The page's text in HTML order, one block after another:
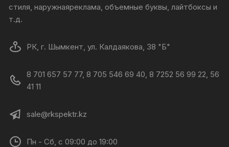
стиля, наружнаяреклама, объемные буквы, лайтбоксы и
т.д.
РК, г. Шымкент, ул. Калдаякова, 38 "Б"
8 701 657 57 77, 8 705 546 69 40, 8 7252 56 99 22, 56
41 11
sale@rkspektr.kz
Пн - Сб, с 09:00 до 19:00